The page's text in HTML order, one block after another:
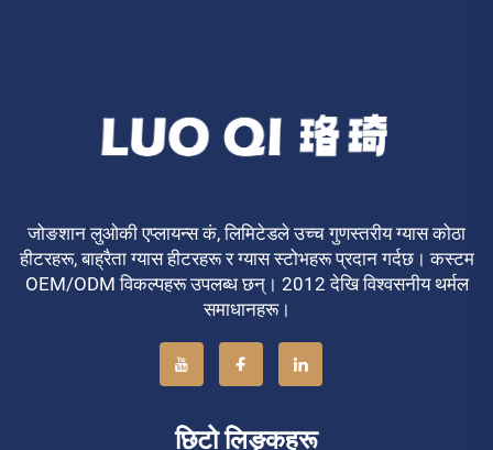
जोङशान लुओकी एप्लायन्स कं, लिमिटेडले उच्च गुणस्तरीय ग्यास कोठा
हीटरहरू, बाह्रैता ग्यास हीटरहरू र ग्यास स्टोभहरू प्रदान गर्दछ। कस्टम
OEM/ODM विकल्पहरू उपलब्ध छन्। 2012 देखि विश्वसनीय थर्मल
समाधानहरू।
छिटो लिङ्कहरू